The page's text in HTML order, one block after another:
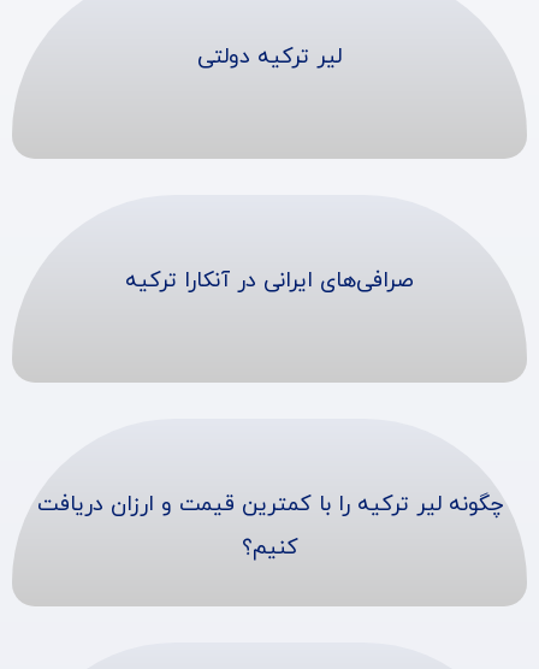
لیر ترکیه دولتی
صرافی‌های ایرانی در آنکارا ترکیه
چگونه لیر ترکیه را با کمترین قیمت و ارزان دریافت
کنیم؟